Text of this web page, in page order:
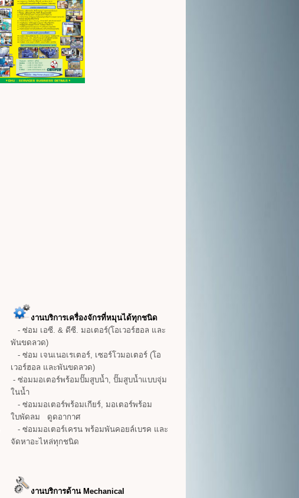
งานบริการเครื่องจักรที่หมุนได้ทุกชนิด
- ซ่อม เอซี. & ดีซี. มอเตอร์(โอเวอร์ฮอล และ
พันขดลวด)
- ซ่อม เจนเนอเรเตอร์, เซอร์โวมอเตอร์ (โอ
เวอร์ฮอล และพันขดลวด)
- ซ่อมมอเตอร์พร้อมปั๊มสูบน้ำ, ปั๊มสูบน้ำแบบจุ่ม
ในน้ำ
- ซ่อมมอเตอร์พร้อมเกียร์, มอเตอร์พร้อม
ใบพัดลม ดูดอากาศ
- ซ่อมมอเตอร์เครน พร้อมพันคอยล์เบรค และ
จัดหาอะไหล่ทุกชนิด
งานบริการด้าน Mechanical